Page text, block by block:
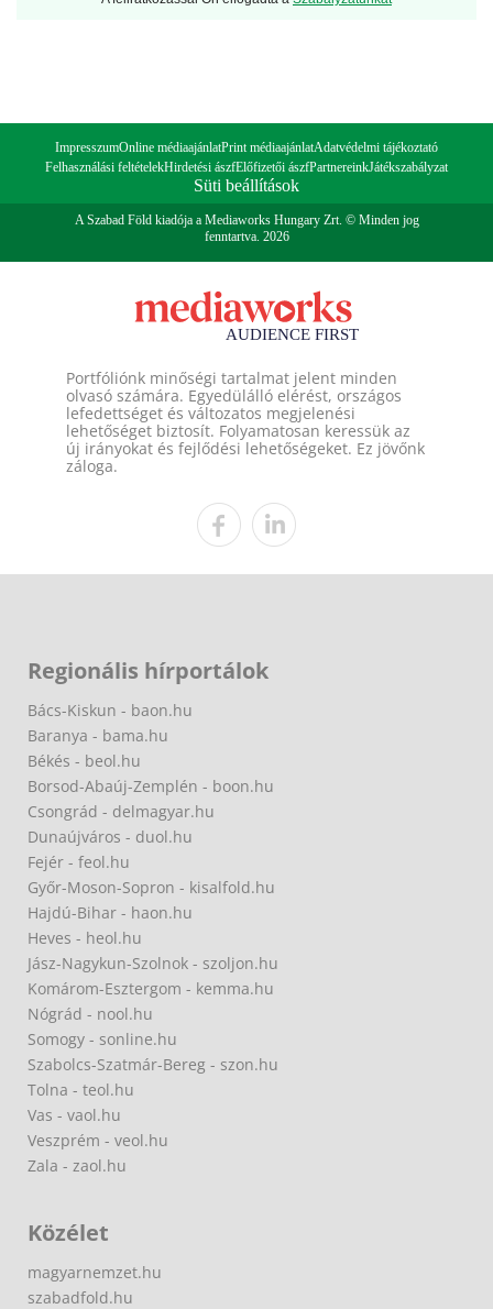
ImpresszumOnline médiaajánlatPrint médiaajánlatAdatvédelmi tájékoztató
Felhasználási feltételekHirdetési ászfElőfizetői ászfPartnereinkJátékszabályzat
Süti beállítások
A Szabad Föld kiadója a Mediaworks Hungary Zrt. © Minden jog
fenntartva. 2026
Portfóliónk minőségi tartalmat jelent minden
olvasó számára. Egyedülálló elérést, országos
lefedettséget és változatos megjelenési
lehetőséget biztosít. Folyamatosan keressük az
új irányokat és fejlődési lehetőségeket. Ez jövőnk
záloga.
Regionális hírportálok
Bács-Kiskun - baon.hu
Baranya - bama.hu
Békés - beol.hu
Borsod-Abaúj-Zemplén - boon.hu
Csongrád - delmagyar.hu
Dunaújváros - duol.hu
Fejér - feol.hu
Győr-Moson-Sopron - kisalfold.hu
Hajdú-Bihar - haon.hu
Heves - heol.hu
Jász-Nagykun-Szolnok - szoljon.hu
Komárom-Esztergom - kemma.hu
Nógrád - nool.hu
Somogy - sonline.hu
Szabolcs-Szatmár-Bereg - szon.hu
Tolna - teol.hu
Vas - vaol.hu
Veszprém - veol.hu
Zala - zaol.hu
Közélet
magyarnemzet.hu
szabadfold.hu